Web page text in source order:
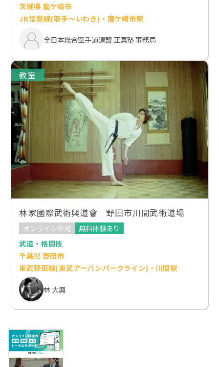
茨城県 龍ケ崎市
JR常磐線(取手～いわき)・龍ケ崎市駅
全日本総合空手道連盟 正真塾 事務局
教室
林家國際武術興道會 野田市川間武術道場
オンライン不可
無料体験あり
武道・格闘技
千葉県 野田市
東武野田線(東武アーバンパークライン)・川間駅
林 大興